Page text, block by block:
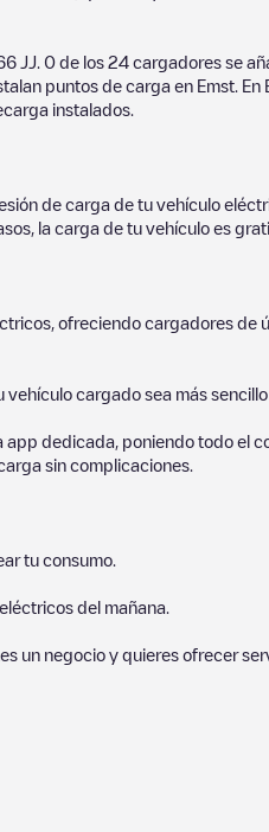
JJ 0 de los 24 cargadores se
puntos de carga en Emst .
instalados.
de carga de tu vehículo
la carga de tu vehículo es
ofreciendo cargadores de
cargado sea más sencillo
dedicada, poniendo todo el
sin complicaciones.
tu consumo.
del mañana.
un negocio y quieres ofrecer